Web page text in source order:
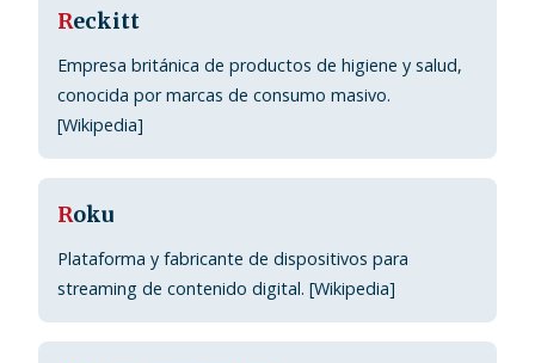
Reckitt
Empresa británica de productos de higiene y salud,
conocida por marcas de consumo masivo.
[Wikipedia]
Roku
Plataforma y fabricante de dispositivos para
streaming de contenido digital. [Wikipedia]